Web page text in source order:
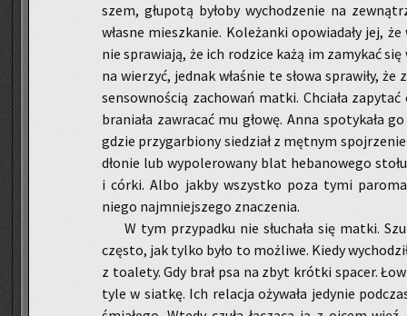
szem, głu­po­tą by­ło­by wy­cho­dze­nie na
wła­sne miesz­ka­nie. Ko­le­żan­ki opo­wia­da­ły jej,
nie spra­wia­ją, że ich ro­dzi­ce każą im za­my­kać
na wie­rzyć, jed­nak wła­śnie te słowa spra­wi­ły,
sen­sow­no­ścią za­cho­wań matki. Chcia­ła
bra­nia­ła za­wra­cać mu głowę. Anna spo­ty­ka­ła
gdzie przy­gar­bio­ny sie­dział z męt­nym
dło­nie lub wy­po­le­ro­wa­ny blat he­ba­no­we­go
i córki. Albo jakby wszyst­ko poza tymi
niego naj­mniej­sze­go zna­cze­nia.
W tym przy­pad­ku nie słu­cha­ła się matki.
czę­sto, jak tylko było to moż­li­we. Kiedy
z to­a­le­ty. Gdy brał psa na zbyt krót­ki spa­cer.
ty­le w siat­kę. Ich re­la­cja oży­wa­ła je­dy­nie